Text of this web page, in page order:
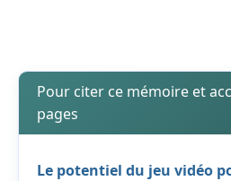
Pour citer ce mémoire et
pages
Le potentiel du jeu vidéo